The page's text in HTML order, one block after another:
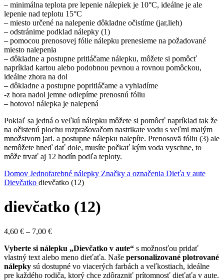
– minimálna teplota pre lepenie nálepiek je 10°C, ideálne je ale
lepenie nad teplotu 15°C
– miesto určené na nalepenie dôkladne očistíme (jar,lieh)
– odstránime podklad nálepky (1)
– pomocou prenosovej fólie nálepku prenesieme na požadované
miesto nalepenia
– dôkladne a postupne pritláčame nálepku, môžete si pomôcť
napríklad kartou alebo podobnou pevnou a rovnou pomôckou,
ideálne zhora na dol
– dôkladne a postupne popritláčame a vyhladíme
-z hora nadol jemne odlepíme prenosnú fóliu
– hotovo! nálepka je nalepená
Pokiaľ sa jedná o veľkú nálepku môžete si pomôcť napríklad tak že
na očistenú plochu rozprašovačom nastrikate vodu s veľmi malým
množstvom jari. a postupne nálepku nalepíte. Prenosovä fóliu (3) ale
nemôžete hneď dať dole, musíte počkať kým voda vyschne, to
môže trvať aj 12 hodín podľa teploty.
Domov Jednofarebné nálepky Značky a označenia Dieťa v aute
Dievčatko dievčatko (12)
dievčatko (12)
4,60 € – 7,00 €Price
4,60 €
through
7,00 €
Vyberte si nálepku „Dievčatko v aute“ s možnosťou pridať
vlastný text alebo meno dieťaťa. Naše personalizované plotrované
nálepky sú dostupné vo viacerých farbách a veľkostiach, ideálne
pre každého rodiča, ktorý chce zdôrazniť prítomnosť dieťaťa v aute.